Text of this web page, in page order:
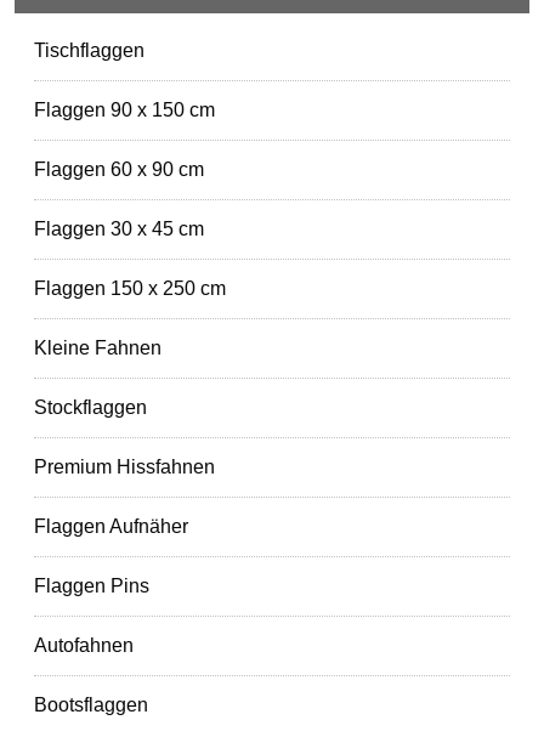
Tischflaggen
Flaggen 90 x 150 cm
Flaggen 60 x 90 cm
Flaggen 30 x 45 cm
Flaggen 150 x 250 cm
Kleine Fahnen
Stockflaggen
Premium Hissfahnen
Flaggen Aufnäher
Flaggen Pins
Autofahnen
Bootsflaggen